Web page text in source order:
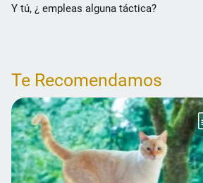
Y tú, ¿ empleas alguna táctica?
Te Recomendamos